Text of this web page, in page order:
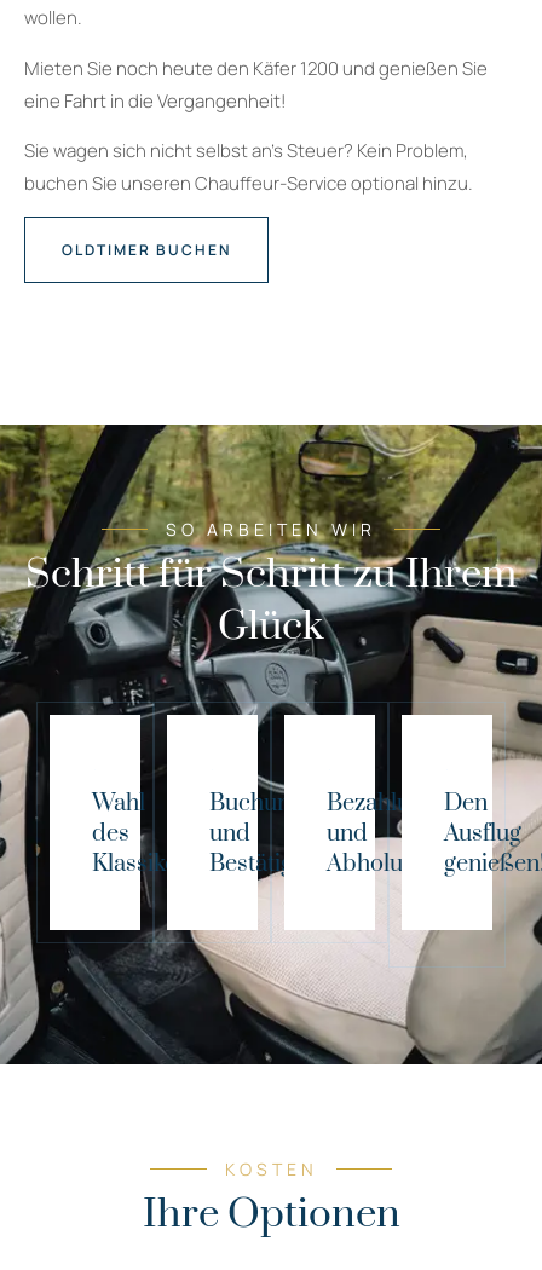
wollen.
Mieten Sie noch heute den Käfer 1200 und genießen Sie
eine Fahrt in die Vergangenheit!
Sie wagen sich nicht selbst an’s Steuer? Kein Problem,
buchen Sie unseren Chauffeur-Service optional hinzu.
OLDTIMER BUCHEN
SO ARBEITEN WIR
Schritt für Schritt zu Ihrem
Glück
Wahl
des
Klassikers!
Buchung
und
Bestätigung
Bezahlung
und
Abholung
Den
Ausflug
KOSTEN
Ihre Optionen